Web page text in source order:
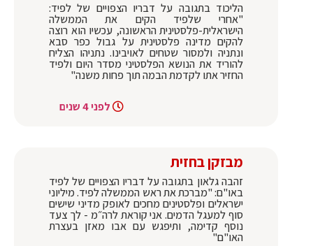
הליכוד בתגובה על דבריו הצפויים של לפיד:
"אחרי שלפיד הקים את הממשלה
הישראלית-פלסטינית הראשונה, עכשיו הוא רוצה
להקים מדינה פלסטינית על גבול כפר סבא
ונתניה ולמסור שטחים לאויבינו. נתניהו הצליח
להוריד את הנושא הפלסטיני מסדר היום ולפיד
החזיר אתו לקדמת הבמה תוך פחות משנה"
לפני 4 שנים
מבזקן בחזית
זהבה גלאון בתגובה על דבריו הצפויים של לפיד
באו"ם:‏ "מברכת את ראש הממשלה לפיד. מיליוני
ישראלים ופלסטינים מחכים לאופק מדיני שישים
סוף למעגל הדמים. אני קוראת לרה״מ - לך צעד
נוסף קדימה, ותיפגש עם אבו מאזן בעצרת
האו"ם"